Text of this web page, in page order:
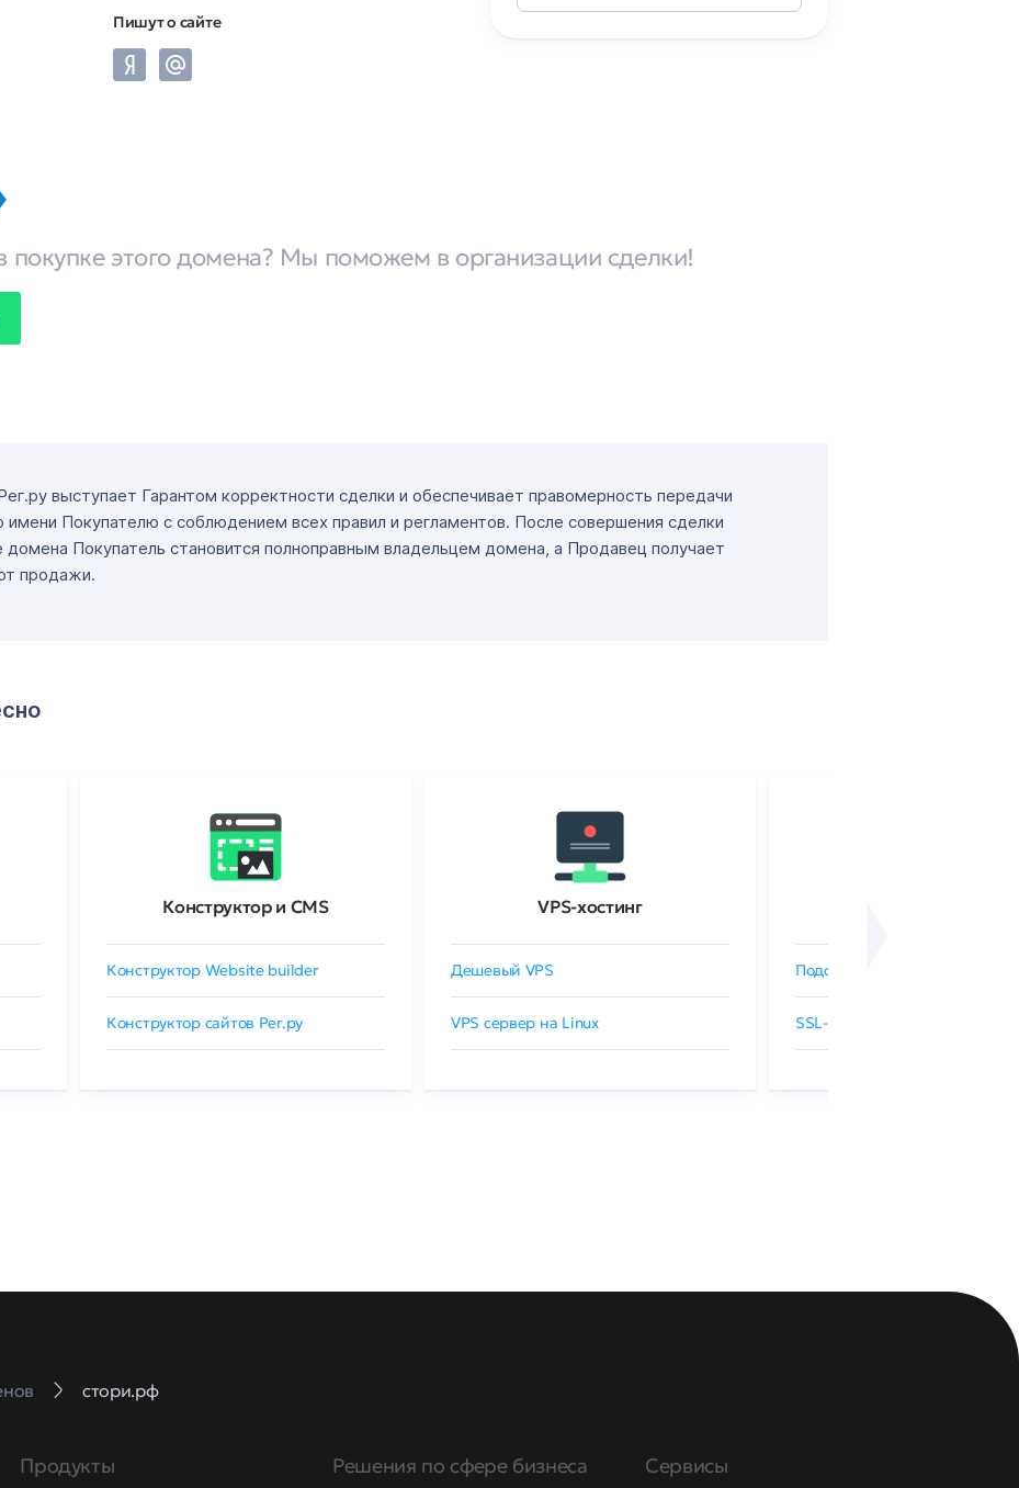
Пишут о сайте
покупке этого домена? Мы поможем в организации сделки!
выступает Гарантом корректности сделки и обеспечивает правомерность передачи
имени Покупателю с соблюдением всех правил и регламентов. После совершения сделки
домена Покупатель становится полноправным владельцем домена, а Продавец получает
продажи.
Конструктор и CMS
Конструктор Website builder
Конструктор сайтов Рег.ру
VPS-хостинг
Дешевый VPS
VPS сервер на Linux
Подобрать SSL-сертификат
SSL-сертификаты GlobalSign
стори.рф
Продукты Решения по сфере бизнеса Сервисы